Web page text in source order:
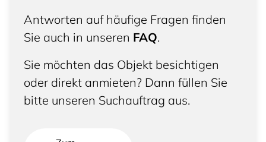
Antworten auf häufige Fragen finden
Sie auch in unseren FAQ.
Sie möchten das Objekt besichtigen
oder direkt anmieten? Dann füllen Sie
bitte unseren Suchauftrag aus.